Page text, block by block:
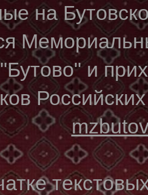
на
и